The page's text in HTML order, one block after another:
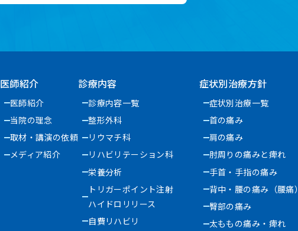
医師紹介
医師紹介
当院の理念
取材・講演の依頼
メディア紹介
診療内容
診療内容一覧
整形外科
リウマチ科
リハビリテーション科
栄養分析
トリガーポイント注射
ハイドロリリース
自費リハビリ
症状別治療方針
症状別治療一覧
首の痛み
肩の痛み
肘周りの痛みと痺れ
手首・手指の痛み
背中・腰の痛み（腰痛）
臀部の痛み
太ももの痛み・痺れ